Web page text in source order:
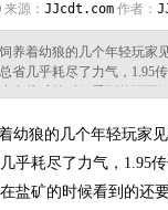
来源： JJcdt.com 作者：
养着幼狼的几个年轻玩家
省几乎耗尽了力气，1.95
，需要战神战靴提升……
龙刺蛙跟我来
幼狼的几个年轻玩家
乎耗尽了力气，1.95
盐矿的时候看到的还